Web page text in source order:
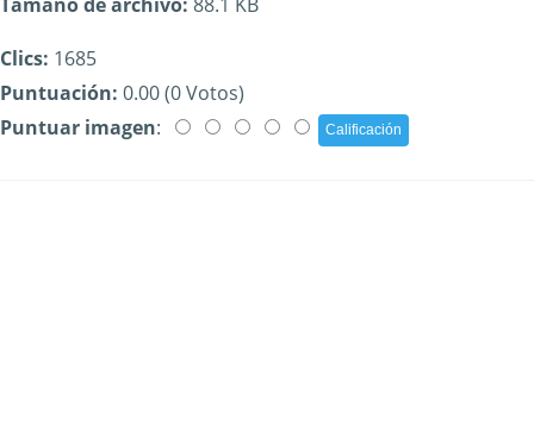
Clics: 1685
Puntuación: 0.00 (0 Votos)
Puntuar imagen: